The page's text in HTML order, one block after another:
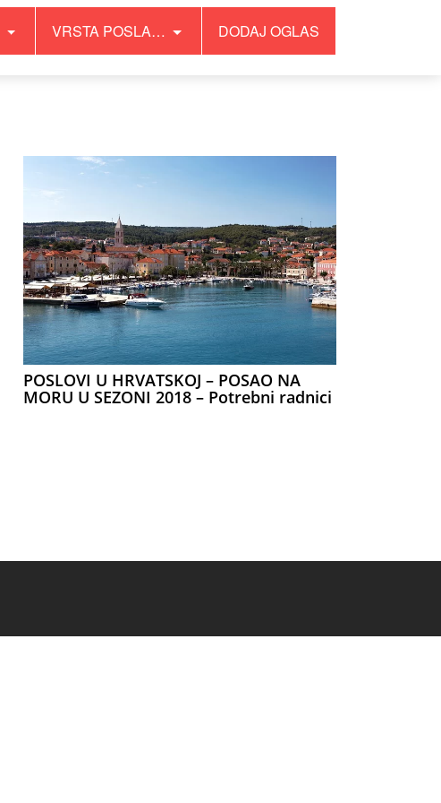
VRSTA POSLA… DODAJ OGLAS
POSLOVI U HRVATSKOJ – POSAO NA
MORU U SEZONI 2018 – Potrebni radnici